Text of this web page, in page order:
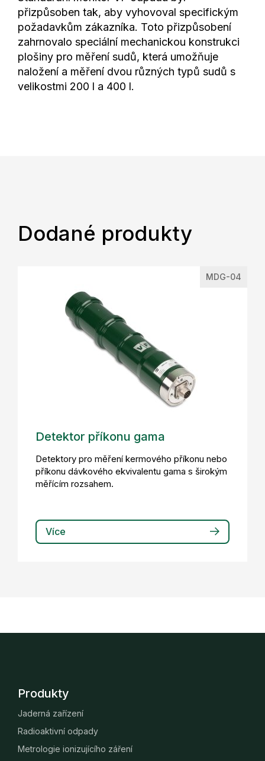
přizpůsoben tak, aby vyhovoval specifickým
požadavkům zákazníka. Toto přizpůsobení
zahrnovalo speciální mechanickou konstrukci
plošiny pro měření sudů, která umožňuje
naložení a měření dvou různých typů sudů s
velikostmi 200 l a 400 l.
Dodané produkty
MDG-04
Detektor příkonu gama
Detektory pro měření kermového příkonu nebo
příkonu dávkového ekvivalentu gama s širokým
měřícím rozsahem.
Více
Produkty
Jaderná zařízení
Radioaktivní odpady
Metrologie ionizujícího záření